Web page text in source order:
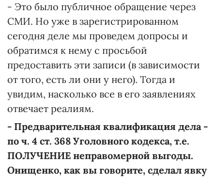
- Это было публичное обращение через
СМИ. Но уже в зарегистрированном
сегодня деле мы проведем допросы и
обратимся к нему с просьбой
предоставить эти записи (в зависимости
от того, есть ли они у него). Тогда и
увидим, насколько все в его заявлениях
отвечает реалиям.
- Предварительная квалификация дела -
по ч. 4 ст. 368 Уголовного кодекса, т.е.
ПОЛУЧЕНИЕ неправомерной выгоды.
Онищенко, как вы говорите, сделал явку